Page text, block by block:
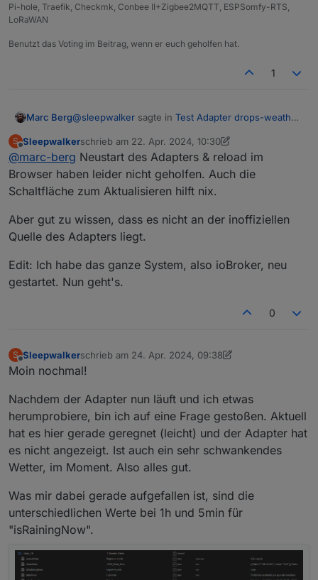
Pi-hole, Traefik, Checkmk, Conbee II+Zigbee2MQTT, ESPSomfy-RTS,
LoRaWAN
Benutzt das Voting im Beitrag, wenn er euch geholfen hat.
1
Marc Berg@sleepwalker sagte in Test Adapter drops-weather
Ich bin mir jetzt nicht sicher, ob es an NodeRed
liegt oder daran, dass Drops über "Umwege"
installiert wurde.
Spätestens nach Neustart des Node-Red Adapters
und/oder der Browsersitzung sollten die neuen
S Sleepwalkerschrieb am 22. Apr. 2024, 10:30
zuletzt editiert von Sleepwalker
@marc-berg Neustart des Adapters & reload im
Browser haben leider nicht geholfen. Auch die
Schaltfläche zum Aktualisieren hilft nix.
Aber gut zu wissen, dass es nicht an der inoffiziellen
Quelle des Adapters liegt.
Edit: Ich habe das ganze System, also ioBroker, neu
gestartet. Nun geht's.
0
S
Offline
Sleepwalkerschrieb am 24. Apr. 2024, 09:38
zuletzt editiert von Sleepwalker
Moin nochmal!
Nachdem der Adapter nun läuft und ich etwas
herumprobiere, bin ich auf eine Frage gestoßen. Aktuell
hat es hier gerade geregnet (leicht) und der Adapter hat
es nicht angezeigt. Ist auch ein sehr schwankendes
Wetter, im Moment. Also alles gut.
Was mir dabei gerade aufgefallen ist, sind die
unterschiedlichen Werte bei 1h und 5min für
"isRainingNow".